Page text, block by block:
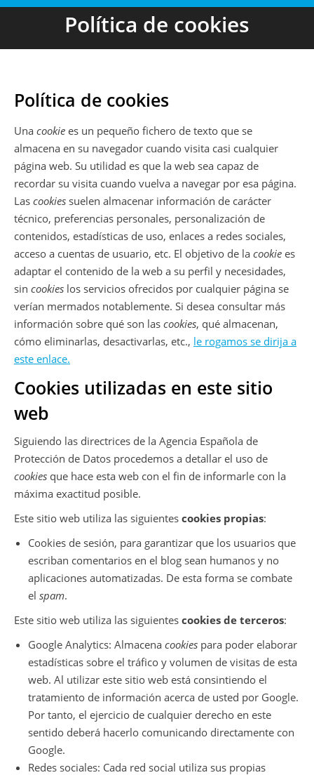
Política de cookies
Política de cookies
Una cookie es un pequeño fichero de texto que se
almacena en su navegador cuando visita casi cualquier
página web. Su utilidad es que la web sea capaz de
recordar su visita cuando vuelva a navegar por esa página.
Las cookies suelen almacenar información de carácter
técnico, preferencias personales, personalización de
contenidos, estadísticas de uso, enlaces a redes sociales,
acceso a cuentas de usuario, etc. El objetivo de la cookie es
adaptar el contenido de la web a su perfil y necesidades,
sin cookies los servicios ofrecidos por cualquier página se
verían mermados notablemente. Si desea consultar más
información sobre qué son las cookies, qué almacenan,
cómo eliminarlas, desactivarlas, etc., le rogamos se dirija a
este enlace.
Cookies utilizadas en este sitio
web
Siguiendo las directrices de la Agencia Española de
Protección de Datos procedemos a detallar el uso de
cookies que hace esta web con el fin de informarle con la
máxima exactitud posible.
Este sitio web utiliza las siguientes cookies propias:
Cookies de sesión, para garantizar que los usuarios que
escriban comentarios en el blog sean humanos y no
aplicaciones automatizadas. De esta forma se combate
el spam.
Este sitio web utiliza las siguientes cookies de terceros:
Google Analytics: Almacena cookies para poder elaborar
estadísticas sobre el tráfico y volumen de visitas de esta
web. Al utilizar este sitio web está consintiendo el
tratamiento de información acerca de usted por Google.
Por tanto, el ejercicio de cualquier derecho en este
sentido deberá hacerlo comunicando directamente con
Google.
Redes sociales: Cada red social utiliza sus propias